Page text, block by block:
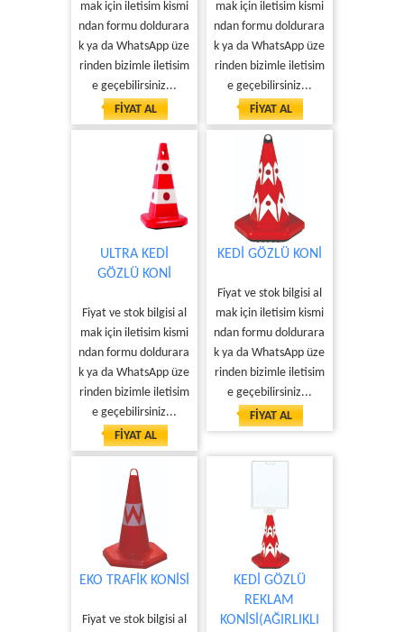
mak için iletisim kismi
ndan formu doldurara
k ya da WhatsApp üze
rinden bizimle iletisim
e geçebilirsiniz...
FİYAT AL
mak için iletisim kismi
ndan formu doldurara
k ya da WhatsApp üze
rinden bizimle iletisim
e geçebilirsiniz...
FİYAT AL
ULTRA KEDİ
GÖZLÜ KONİ
Fiyat ve stok bilgisi al
mak için iletisim kismi
ndan formu doldurara
k ya da WhatsApp üze
rinden bizimle iletisim
e geçebilirsiniz...
FİYAT AL
KEDİ GÖZLÜ KONİ
Fiyat ve stok bilgisi al
mak için iletisim kismi
ndan formu doldurara
k ya da WhatsApp üze
rinden bizimle iletisim
e geçebilirsiniz...
FİYAT AL
EKO TRAFİK KONİSİ
Fiyat ve stok bilgisi al
KEDİ GÖZLÜ
REKLAM
KONİSİ(AĞIRLIKLI